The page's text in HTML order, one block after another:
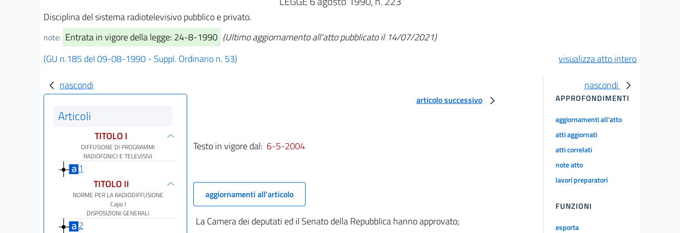
Disciplina del sistema radiotelevisivo pubblico e privato.
note: Entrata in vigore della legge: 24-8-1990 (Ultimo aggiornamento all'atto pubblicato il 14/07/2021)
(GU n.185 del 09-08-1990 - Suppl. Ordinario n. 53)
visualizza atto intero
nascondi
Articoli
TITOLO I
DIFFUSIONE DI PROGRAMMI
RADIOFONICI E TELEVISIVI
1
TITOLO II
NORME PER LA RADIODIFFUSIONE
Capo I
DISPOSIZIONI GENERALI
2
articolo successivo
Testo in vigore dal: 6-5-2004
aggiornamenti all'articolo
La Camera dei deputati ed il Senato della Repubblica hanno approvato;
nascondi
APPROFONDIMENTI
aggiornamenti all'atto
atti aggiornati
atti correlati
note atto
lavori preparatori
FUNZIONI
esporta